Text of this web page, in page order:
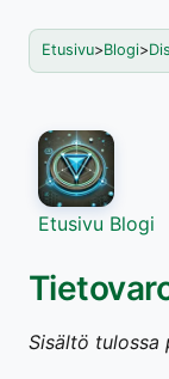
Etusivu>Blogi>
Etusivu Blogi
Sisältö tulossa